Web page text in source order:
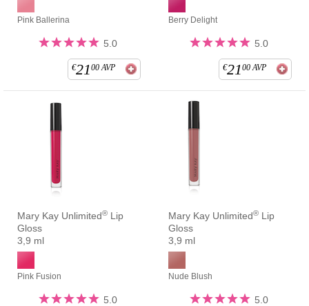
Pink Ballerina
5.0
€2100 AVP
Berry Delight
5.0
€2100 AVP
Mary Kay Unlimited® Lip
Gloss
3,9 ml
Pink Fusion
5.0
Mary Kay Unlimited® Lip
Gloss
3,9 ml
Nude Blush
5.0